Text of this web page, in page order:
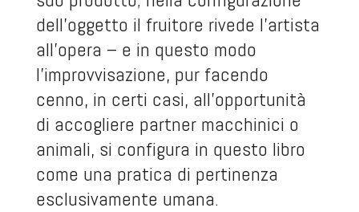
dell’oggetto il fruitore rivede l’artista
all’opera – e in questo modo
l’improvvisazione, pur facendo
cenno, in certi casi, all’opportunità
di accogliere partner macchinici o
animali, si configura in questo libro
come una pratica di pertinenza
esclusivamente umana.